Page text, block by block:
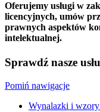
Oferujemy usługi w
licencyjnych, umów
prawnych aspektów
intelektualnej.
Sprawdź nasze
Pomiń nawigacje
Wynalazki i